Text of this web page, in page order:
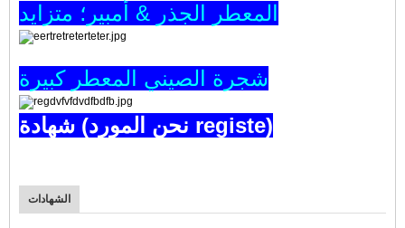
المعطر الجذر & أمبير؛ متزايد
شجرة الصيني المعطر كبيرة
شهادة (نحن المورد registe)
الشهادات